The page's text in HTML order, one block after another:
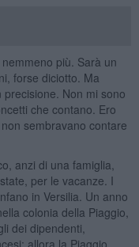
più. Sarà un
forse diciotto. Ma
Non mi sono
che contano. Ero
sembravano contare
anzi di una famiglia,
per le vacanze. I
in Versilia. Un anno
colonia della Piaggio,
dei dipendenti,
allora la Piaggio